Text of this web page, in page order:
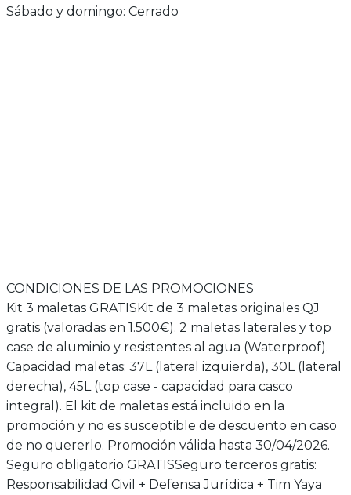
Sábado y domingo: Cerrado
CONDICIONES DE LAS PROMOCIONES
Kit 3 maletas GRATISKit de 3 maletas originales QJ
gratis (valoradas en 1.500€). 2 maletas laterales y top
case de aluminio y resistentes al agua (Waterproof).
Capacidad maletas: 37L (lateral izquierda), 30L (lateral
derecha), 45L (top case - capacidad para casco
integral). El kit de maletas está incluido en la
promoción y no es susceptible de descuento en caso
de no quererlo. Promoción válida hasta 30/04/2026.
Seguro obligatorio GRATISSeguro terceros gratis:
Responsabilidad Civil + Defensa Jurídica + Tim Yaya